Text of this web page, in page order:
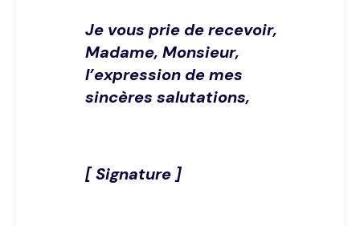
Je vous prie de recevoir,
Madame, Monsieur,
l’expression de mes
sincères salutations,
[ Signature ]